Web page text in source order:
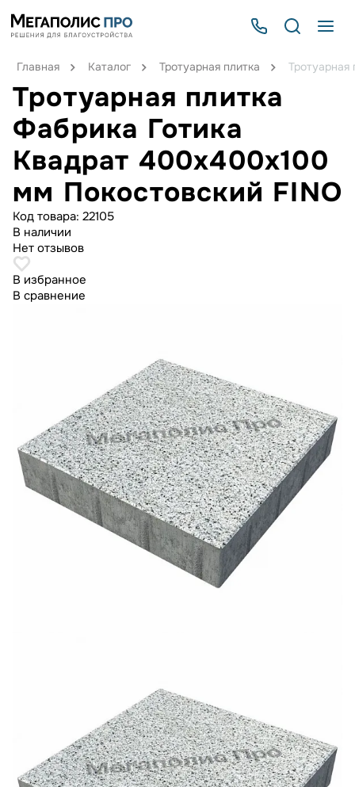
Главная Каталог Тротуарная плитка
Тротуарная плитка
Фабрика Готика
Квадрат 400х400х100
мм Покостовский FINO
Код товара: 22105
В наличии
Нет отзывов
В избранное
В сравнение